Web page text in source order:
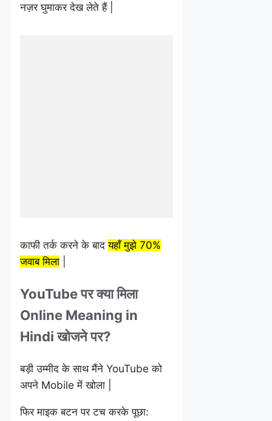
नज़र घुमाकर देख लेते हैं |
काफी तर्क करने के बादयहाँ मुझे 70%
जवाब मिला
YouTube पर क्या मिला
Online Meaning in
Hindi खोजने पर?
बड़ी उम्मीद के साथ मैंने YouTube को
अपने Mobile में खोला |
फिर माइक बटन पर टच करके पूछा: